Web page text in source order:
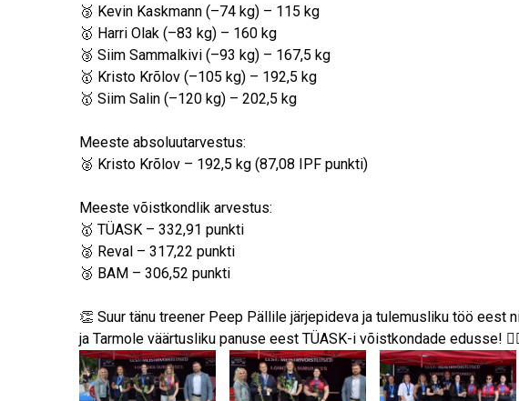
🥉 Kevin Kaskmann (–74 kg) – 115 kg
🥇 Harri Olak (–83 kg) – 160 kg
🥉 Siim Sammalkivi (–93 kg) – 167,5 kg
🥇 Kristo Krõlov (–105 kg) – 192,5 kg
🥇 Siim Salin (–120 kg) – 202,5 kg
Meeste absoluutarvestus:
🥈 Kristo Krõlov – 192,5 kg (87,08 IPF punkti)
Meeste võistkondlik arvestus:
🥇 TÜASK – 332,91 punkti
🥈 Reval – 317,22 punkti
🥉 BAM – 306,52 punkti
👏 Suur tänu treener Peep Pällile järjepideva ja tulemusliku töö
ja Tarmole väärtusliku panuse eest TÜASK-i võistkondade edusse!